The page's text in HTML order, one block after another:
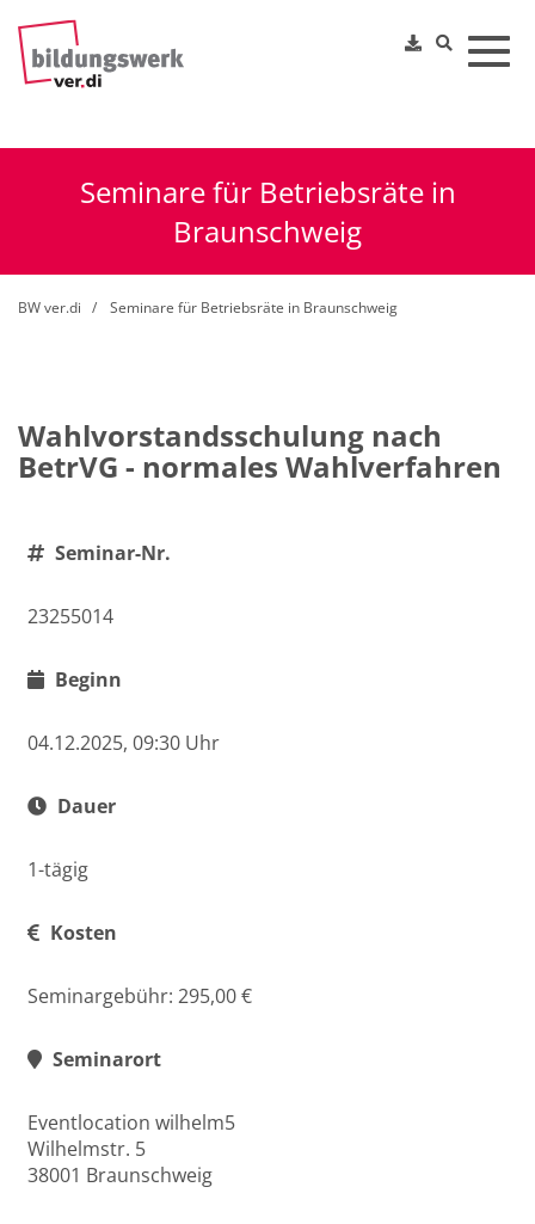
Seminare für Betriebsräte in
Braunschweig
BW ver.di Seminare für Betriebsräte in Braunschweig
Wahlvorstandsschulung nach
BetrVG - normales Wahlverfahren
Seminar-Nr.
23255014
Beginn
04.12.2025, 09:30 Uhr
Dauer
1-tägig
Kosten
Seminargebühr: 295,00 €
Seminarort
Eventlocation wilhelm5
Wilhelmstr. 5
38001 Braunschweig